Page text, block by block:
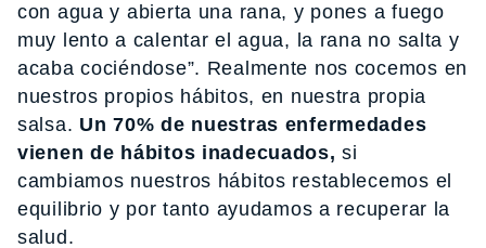
con agua y abierta una rana, y pones a fuego
muy lento a calentar el agua, la rana no salta y
acaba cociéndose”. Realmente nos cocemos en
nuestros propios hábitos, en nuestra propia
salsa. Un 70% de nuestras enfermedades
vienen de hábitos inadecuados, si
cambiamos nuestros hábitos restablecemos el
equilibrio y por tanto ayudamos a recuperar la
salud.